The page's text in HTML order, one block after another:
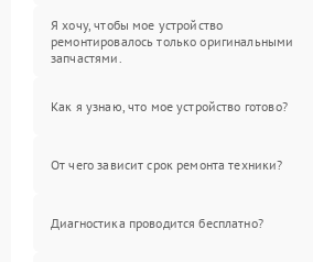
Я хочу, чтобы мое устройство
ремонтировалось только оригинальными
запчастями.
Как я узнаю, что мое устройство готово?
От чего зависит срок ремонта техники?
Диагностика проводится бесплатно?